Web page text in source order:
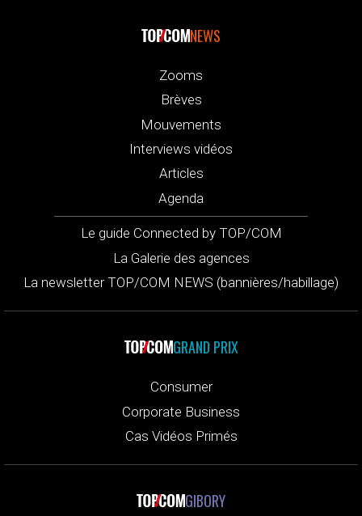
NEWS
Zooms
Brèves
Mouvements
Interviews vidéos
Articles
Agenda
Le guide Connected by TOP/COM
La Galerie des agences
La newsletter TOP/COM NEWS (bannières/habillage)
GRAND PRIX
Consumer
Corporate Business
Cas Vidéos Primés
GIBORY